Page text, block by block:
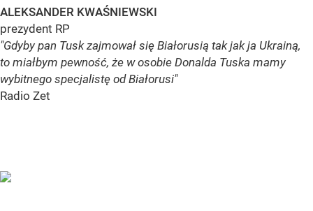
ALEKSANDER KWAŚNIEWSKI
prezydent RP
"Gdyby pan Tusk zajmował się Białorusią tak jak ja Ukrainą,
to miałbym pewność, że w osobie Donalda Tuska mamy
wybitnego specjalistę od Białorusi"
Radio Zet